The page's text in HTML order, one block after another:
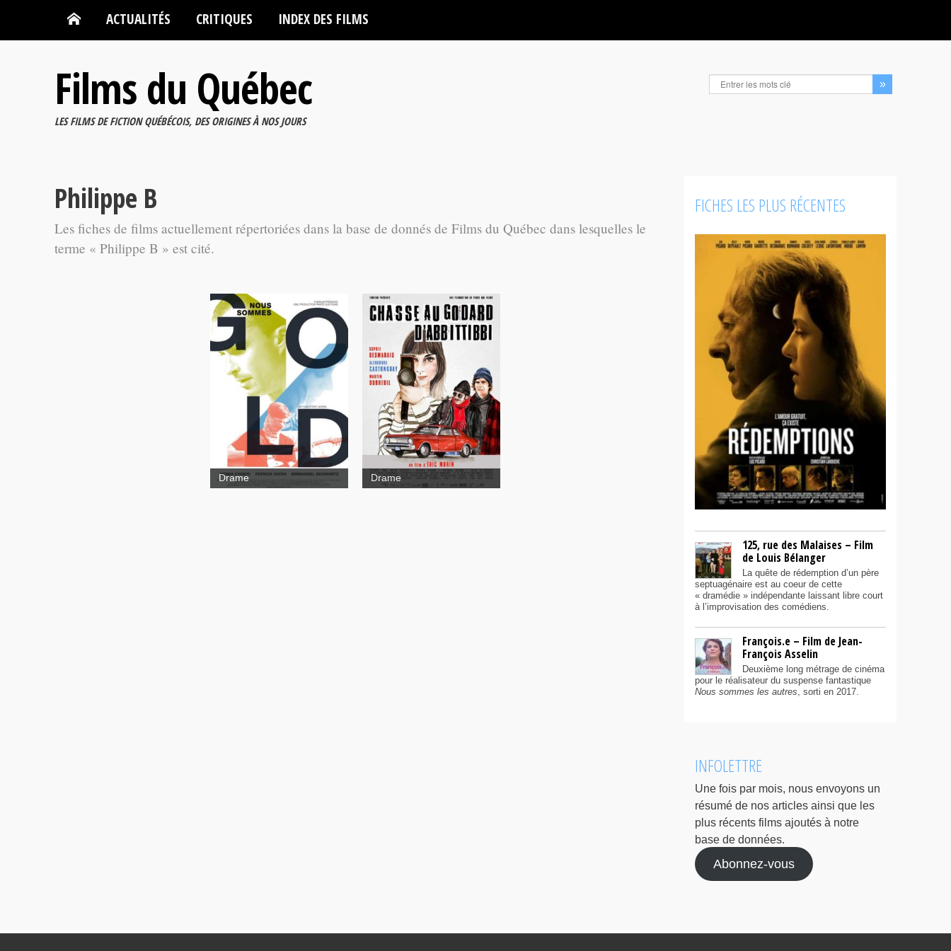
ACTUALITÉS CRITIQUES INDEX DES FILMS
Films du Québec
LES FILMS DE FICTION QUÉBÉCOIS, DES ORIGINES À NOS JOURS
Philippe B
Les fiches de films actuellement répertoriées dans la base de donnés de Films du Québec dans lesquelles le
terme « Philippe B » est cité.
Nous
sommes Gold
Drame
Chasse au Godard
d'Abbittibbi
Drame
FICHES LES PLUS RÉCENTES
125, rue des Malaises – Film
de Louis Bélanger
La quête de rédemption d’un père
septuagénaire est au coeur de cette
« dramédie » indépendante laissant libre court
à l’improvisation des comédiens.
François.e – Film de Jean-
François Asselin
Deuxième long métrage de cinéma
pour le réalisateur du suspense fantastique
Nous sommes les autres, sorti en 2017.
INFOLETTRE
Une fois par mois, nous envoyons un
résumé de nos articles ainsi que les
plus récents films ajoutés à notre
base de données.
Abonnez-vous